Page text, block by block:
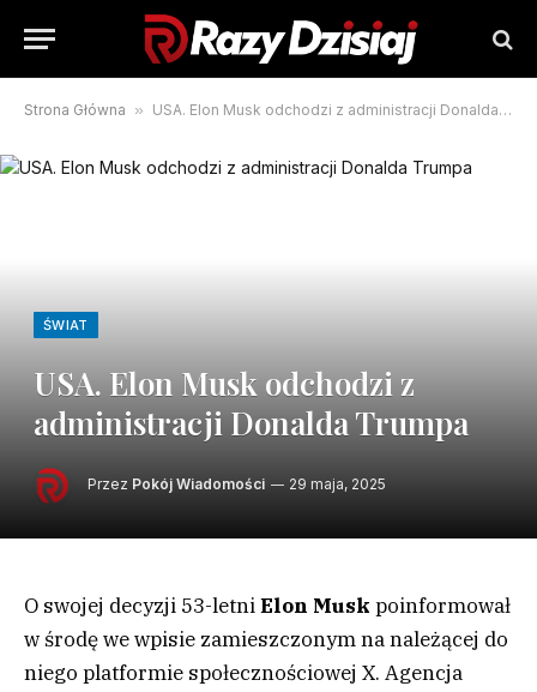
Strona Główna » USA. Elon Musk odchodzi z administracji Donalda Trumpa
ŚWIAT
USA. Elon Musk odchodzi z
administracji Donalda Trumpa
Przez Pokój Wiadomości 29 maja, 2025
O swojej decyzji 53-letniElon Musk poinformował
w środę we wpisie zamieszczonym na należącej do
niego platformie społecznościowej X. Agencja